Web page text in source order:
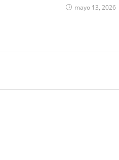
mayo 13, 2026